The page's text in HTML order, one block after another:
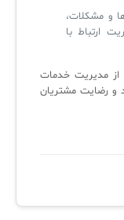
و مشکلات،
ارتباط با
از مدیریت خدمات
و رضایت مشتریان